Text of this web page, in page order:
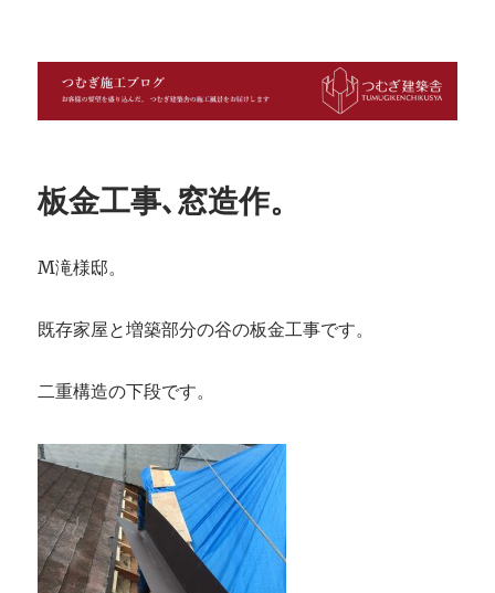
つむぎ施工ブログ
板金工事､窓造作。
M滝様邸。
既存家屋と増築部分の谷の板金工事です。
二重構造の下段です。